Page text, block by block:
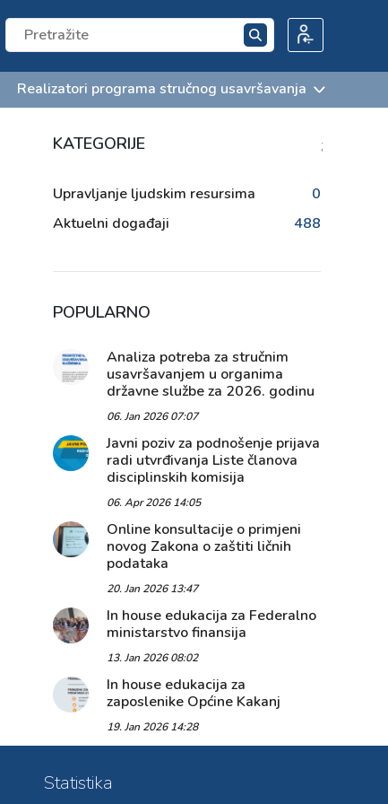
Realizatori programa stručnog usavršavanja
KATEGORIJE
Upravljanje ljudskim resursima
0
Aktuelni događaji
488
POPULARNO
Analiza potreba za stručnim
usavršavanjem u organima
državne službe za 2026. godinu
06. Jan 2026 07:07
Javni poziv za podnošenje prijava
radi utvrđivanja Liste članova
disciplinskih komisija
06. Apr 2026 14:05
Online konsultacije o primjeni
novog Zakona o zaštiti ličnih
podataka
20. Jan 2026 13:47
In house edukacija za Federalno
ministarstvo finansija
13. Jan 2026 08:02
In house edukacija za
zaposlenike Općine Kakanj
19. Jan 2026 14:28
;
Statistika